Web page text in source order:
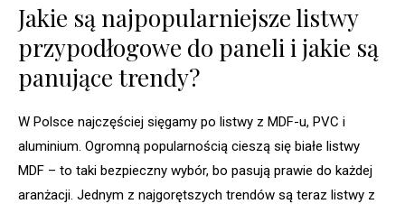
Jakie są najpopularniejsze listwy
przypodłogowe do paneli i jakie są
panujące trendy?
W Polsce najczęściej sięgamy po listwy z MDF-u, PVC i
aluminium. Ogromną popularnością cieszą się białe listwy
MDF – to taki bezpieczny wybór, bo pasują prawie do każdej
aranżacji. Jednym z najgorętszych trendów są teraz listwy z